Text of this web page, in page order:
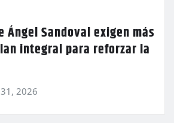
Ángel Sandoval exigen más
integral para reforzar la
31, 2026